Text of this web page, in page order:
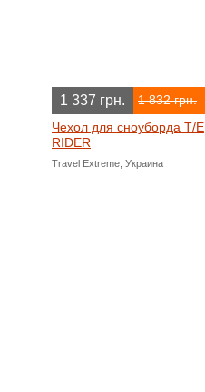
1 337 грн. 1 832 грн.
Чехол для сноуборда T/E
RIDER
Travel Extreme, Украина